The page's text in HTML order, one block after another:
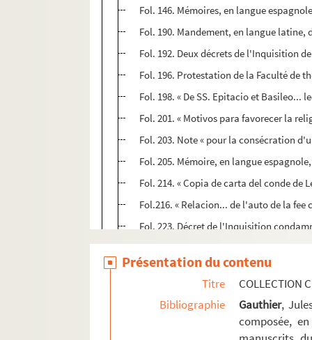
Fol. 146. Mémoires, en langue
Fol. 190. Mandement, en langue latine,
Fol. 192. Deux décrets de l'Inquisition
Fol. 196. Protestation de la Faculté de
Fol. 198. « De SS. Epitacio et Basileo...
Fol. 201. « Motivos para favorecer la
Fol. 203. Note « pour la consécration
Fol. 205. Mémoire, en langue
Fol. 214. « Copia de carta del conde de
Fol.216. « Relacion... de l'auto de la fee
Fol. 223. Décret de l'Inquisition
Fol. 273. Bref du pape Alexandre VII
Fol. 278. « Carta pastoral del obispo de
Fol. 280. « Censura... Facultatis
Fol. 282. Décret de la Congrégation de l'
Fol. 283. Bref du pape Innocent X
Présentation du contenu
Titre
COLLECTION
Bibliographie
Gauthier,
composée,